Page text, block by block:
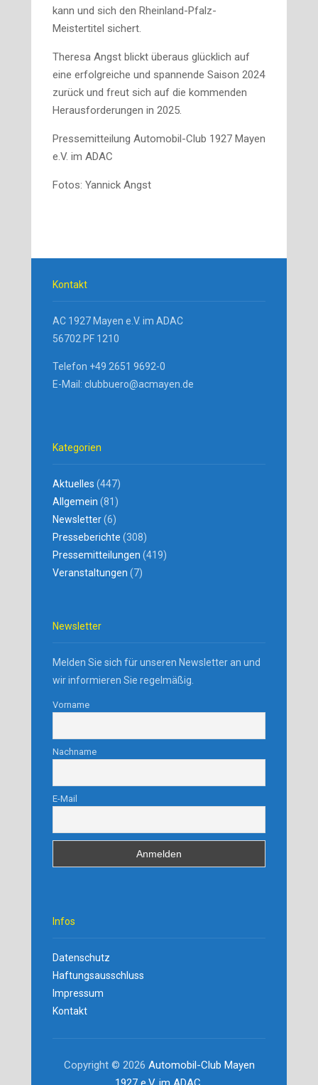
kann und sich den Rheinland-Pfalz-
Meistertitel sichert.
Theresa Angst blickt überaus glücklich auf
eine erfolgreiche und spannende Saison 2024
zurück und freut sich auf die kommenden
Herausforderungen in 2025.
Pressemitteilung Automobil-Club 1927 Mayen
e.V. im ADAC
Fotos: Yannick Angst
Kontakt
AC 1927 Mayen e.V. im ADAC
56702 PF 1210
Telefon +49 2651 9692-0
E-Mail: clubbuero@acmayen.de
Kategorien
Aktuelles (447)
Allgemein (81)
Newsletter(6)
Presseberichte (308)
Pressemitteilungen (419)
Veranstaltungen (7)
Newsletter
Melden Sie sich für unseren Newsletter an und
wir informieren Sie regelmäßig.
Vorname
Nachname
E-Mail
Infos
Datenschutz
Haftungsausschluss
Impressum
Kontakt
Copyright © 2026 Automobil-Club Mayen